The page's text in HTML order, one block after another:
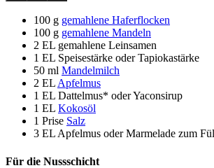
100 g gemahlene Haferflocken
100 g gemahlene Mandeln
2 EL gemahlene Leinsamen
1 EL Speisestärke oder Tapiokastärke
50 ml Mandelmilch
2 ELApfelmus
1 EL Dattelmus* oder Yaconsirup
1 EL Kokosöl
1 Prise Salz
3 ELApfelmus oder Marmelade zum
Für die Nussschicht